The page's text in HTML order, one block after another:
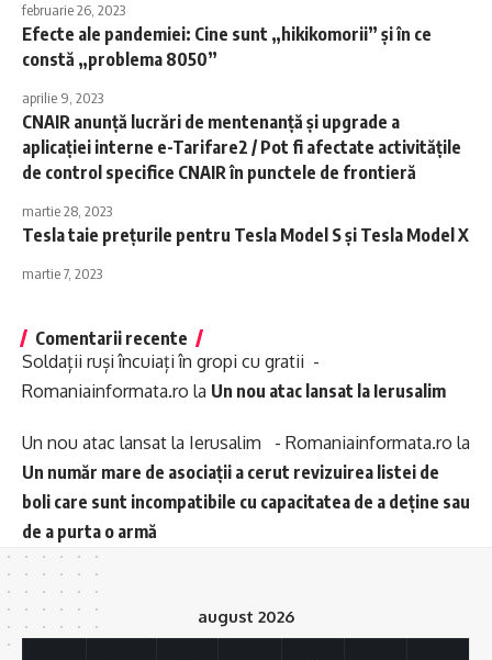
februarie 26, 2023
Efecte ale pandemiei: Cine sunt „hikikomorii” şi în ce
constă „problema 8050”
aprilie 9, 2023
CNAIR anunţă lucrări de mentenanţă şi upgrade a
aplicaţiei interne e-Tarifare2 / Pot fi afectate activităţile
de control specifice CNAIR în punctele de frontieră
martie 28, 2023
Tesla taie prețurile pentru Tesla Model S şi Tesla Model X
martie 7, 2023
Comentarii recente
Soldații ruși încuiați în gropi cu gratii -
Romaniainformata.ro la Un nou atac lansat la Ierusalim
Un nou atac lansat la Ierusalim - Romaniainformata.ro la
Un număr mare de asociații a cerut revizuirea listei de
boli care sunt incompatibile cu capacitatea de a deține sau
de a purta o armă
august 2026